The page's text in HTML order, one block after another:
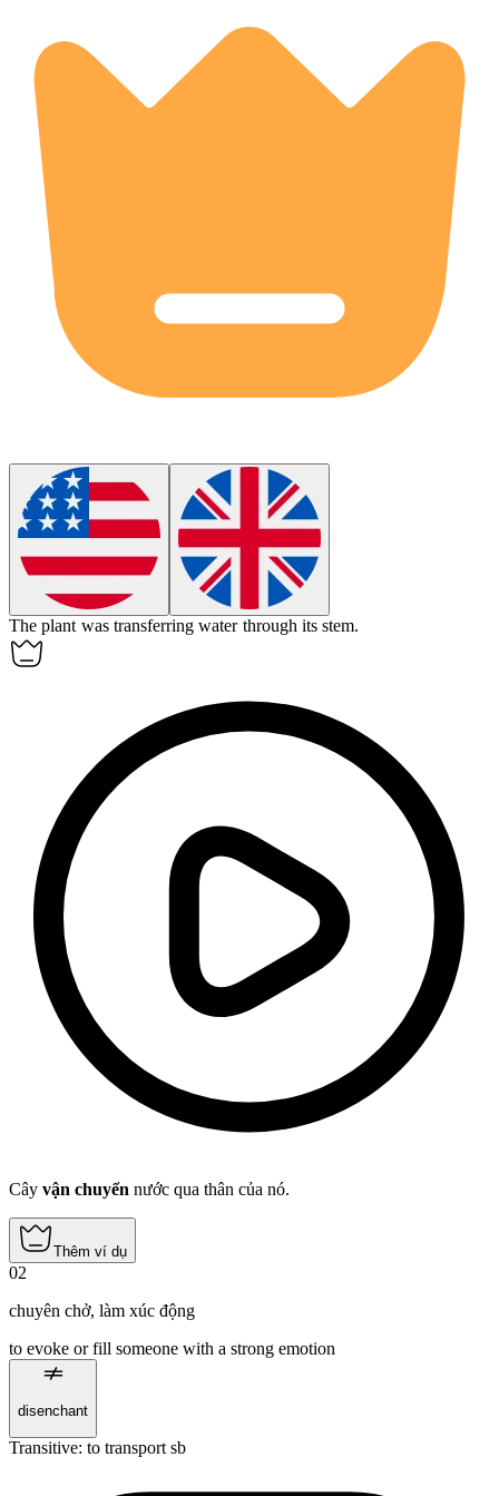
The plant was transferring water through its stem.
Cây vận chuyển nước qua thân của nó.
Thêm ví dụ
02
chuyên chở, làm xúc động
to evoke or fill someone with a strong emotion
disenchant
Transitive: to transport sb